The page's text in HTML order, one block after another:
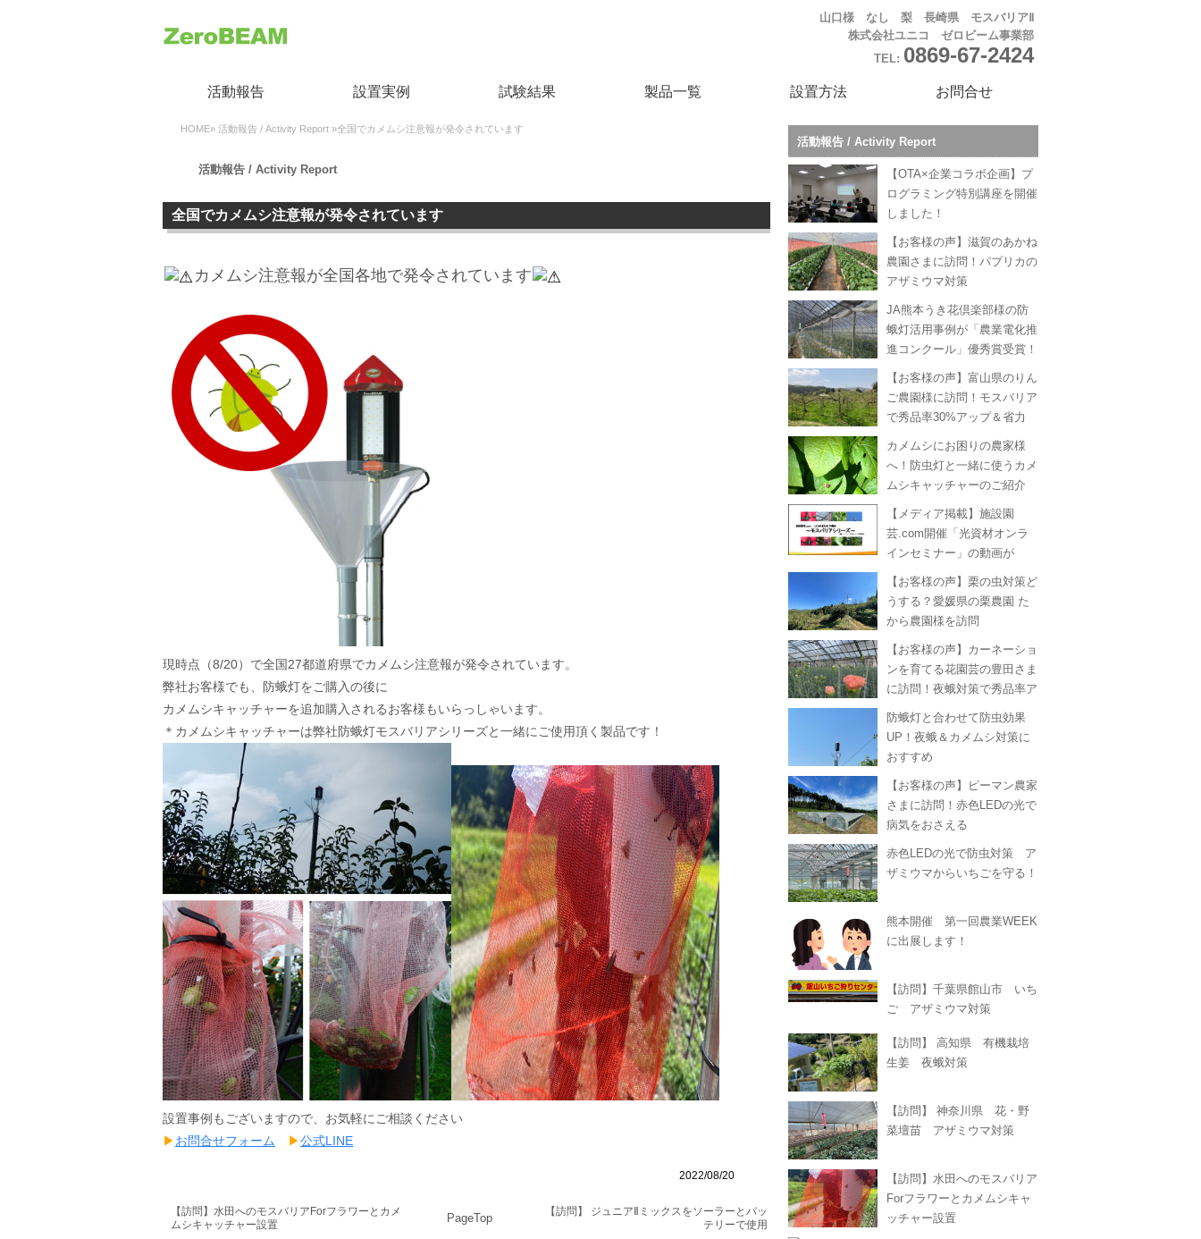
山口様 なし 梨 長崎県 モスバリアⅡ
株式会社ユニコ ゼロビーム事業部
TEL: 0869-67-2424
活動報告 設置実例 試験結果 製品一覧 設置方法 お問合せ
HOME» 活動報告 / Activity Report »全国でカメムシ注意報が発令されています
活動報告 / Activity Report
全国でカメムシ注意報が発令されています
カメムシ注意報が全国各地で発令されています
現時点（8/20）で全国27都道府県でカメムシ注意報が発令されています。
弊社お客様でも、防蛾灯をご購入の後に
カメムシキャッチャーを追加購入されるお客様もいらっしゃいます。
＊カメムシキャッチャーは弊社防蛾灯モスバリアシリーズと一緒にご使用頂く製品です！
設置事例もございますので、お気軽にご相談ください
▶ お問合せフォーム ▶公式LINE
2022/08/20
【訪問】水田へのモスバリアForフラワーとカメ
ムシキャッチャー設置
PageTop
【訪問】 ジュニアⅡミックスをソーラーとバッ
テリーで使用
活動報告 / Activity Report
【OTA×企業コラボ企画】プ
ログラミング特別講座を開催
しました！
【お客様の声】滋賀のあかね
農園さまに訪問！パプリカの
アザミウマ対策
JA熊本うき花倶楽部様の防
蛾灯活用事例が「農業電化推
進コンクール」優秀賞受賞！
【お客様の声】富山県のりん
ご農園様に訪問！モスバリア
で秀品率30%アップ＆省力
カメムシにお困りの農家様
へ！防虫灯と一緒に使うカメ
ムシキャッチャーのご紹介
【メディア掲載】施設園
芸.com開催「光資材オンラ
インセミナー」の動画が
YouTubeに掲載されました！
【お客様の声】栗の虫対策ど
うする？愛媛県の栗農園 た
から農園様を訪問
【お客様の声】カーネーショ
ンを育てる花園芸の豊田さま
に訪問！夜蛾対策で秀品率ア
ップ
防蛾灯と合わせて防虫効果
UP！夜蛾＆カメムシ対策に
おすすめ
【お客様の声】ピーマン農家
さまに訪問！赤色LEDの光で
病気をおさえる
赤色LEDの光で防虫対策 ア
ザミウマからいちごを守る！
熊本開催 第一回農業WEEK
に出展します！
【訪問】千葉県館山市 いち
ご アザミウマ対策
【訪問】 高知県 有機栽培
生姜 夜蛾対策
【訪問】 神奈川県 花・野
菜壇苗 アザミウマ対策
【訪問】水田へのモスバリア
Forフラワーとカメムシキャ
ッチャー設置